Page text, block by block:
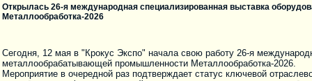
Открылась 26-я международная специализированная выставка
Металлообработка-2026
Сегодня, 12 мая в "Крокус Экспо" начала свою работу 26-я
металлообрабатывающей промышленности Металлообработка-2026.
Мероприятие в очередной раз подтверждает статус ключевой